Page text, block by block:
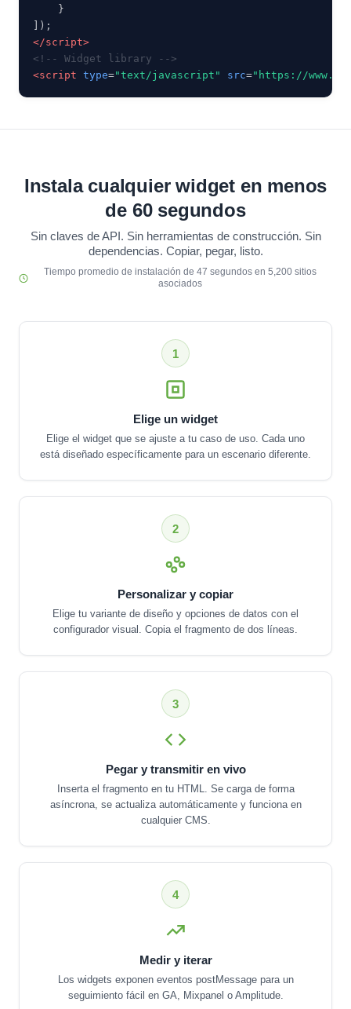
    }
</script>
<!-- Widget library -->
<script type="text/javascript" src="https://
Instala cualquier widget en menos
de 60 segundos
Sin claves de API. Sin herramientas de construcción. Sin
dependencias. Copiar, pegar, listo.
Tiempo promedio de instalación de 47 segundos en 5,200 sitios
asociados
1
Elige un widget
Elige el widget que se ajuste a tu caso de uso. Cada uno
está diseñado específicamente para un escenario diferente.
2
Personalizar y copiar
Elige tu variante de diseño y opciones de datos con el
configurador visual. Copia el fragmento de dos líneas.
3
Pegar y transmitir en vivo
Inserta el fragmento en tu HTML. Se carga de forma
asíncrona, se actualiza automáticamente y funciona en
cualquier CMS.
4
Medir y iterar
Los widgets exponen eventos postMessage para un
seguimiento fácil en GA, Mixpanel o Amplitude.